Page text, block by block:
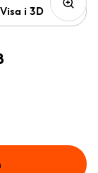
Visa i 3D